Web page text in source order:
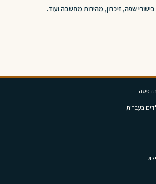
כישורי שפה, זיכרון, מהירות מחשבה ועוד.
בעברית